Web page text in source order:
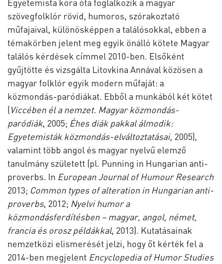
Egyetemista kora óta foglalkozik a magyar
szövegfolklór rövid, humoros, szórakoztató
műfajaival, különösképpen a találósokkal, ebben a
témakörben jelent meg egyik önálló kötete Magyar
találós kérdések címmel 2010-ben. Elsőként
gyűjtötte és vizsgálta Litovkina Annával közösen a
magyar folklór egyik modern műfaját: a
közmondás-paródiákat. Ebből a munkából két kötet
(Viccében él a nemzet. Magyar közmondás-
paródiák, 2005; Éhes diák pakkal álmodik:
Egyetemisták közmondás-elváltoztatásai, 2005),
valamint több angol és magyar nyelvű elemző
tanulmány született (pl. Punning in Hungarian anti-
proverbs. In European Journal of Humour Research
2013; Common types of alteration in Hungarian anti-
proverbs, 2012; Nyelvi humor a
közmondásferdítésben – magyar, angol, német,
francia és orosz példákkal, 2013). Kutatásainak
nemzetközi elismerését jelzi, hogy őt kérték fel a
2014-ben megjelent Encyclopedia of Humor Studies